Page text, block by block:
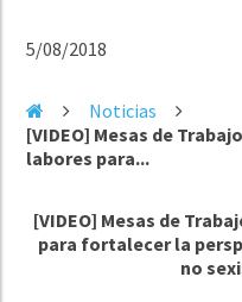
5/08/2018
Noticias
[VIDEO] Mesas de
labores para...
[VIDEO] Mesas de
para fortalecer la
no